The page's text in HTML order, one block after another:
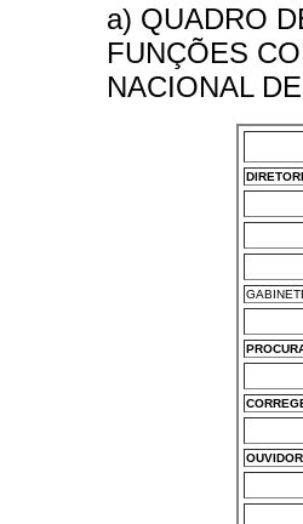
a) QUADRO
FUNÇÕES
NACIONAL